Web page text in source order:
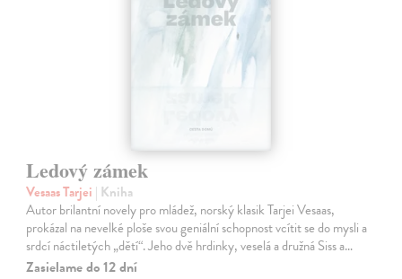
Ledový zámek
Vesaas Tarjei | Kniha
Autor brilantní novely pro mládež, norský klasik Tarjei Vesaas,
prokázal na nevelké ploše svou geniální schopnost vcítit se do mysli a
srdcí náctiletých „dětí“. Jeho dvě hrdinky, veselá a družná Siss a…
Zasielame do 12 dní